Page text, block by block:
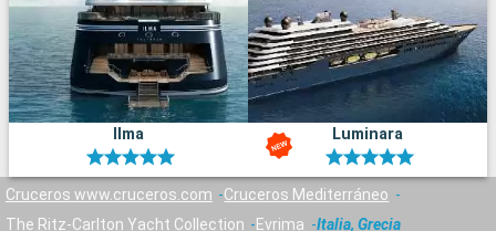
Ilma Luminara
Cruceros www.cruceros.com
Cruceros Mediterráneo
The Ritz-Carlton Yacht Collection
Evrima Italia, Grecia